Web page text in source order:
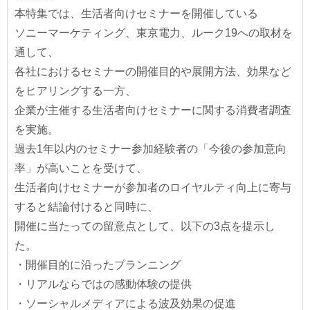
本特集では、生活者向けセミナーを開催している
ソニーマーケティング、東京電力、ルーク19への取材を
通して、
各社におけるセミナーの開催目的や展開方法、効果など
をヒアリングする一方、
企業が主催する生活者向けセミナーに関する消費者調査
を実施。
過去1年以内のセミナー参加経験者の「今後の参加意向
率」が高いことを受けて、
生活者向けセミナーが参加者のロイヤルティ向上に寄与
すると結論付けると同時に、
開催に当たっての留意点として、以下の3点を提示し
た。
・開催目的に沿ったプランニング
・リアルならではの感動体験の提供
・ソーシャルメディアによる波及効果の促進